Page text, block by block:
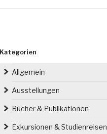
Kategorien
Allgemein
Ausstellungen
Bücher & Publikationen
Exkursionen & Studienreisen